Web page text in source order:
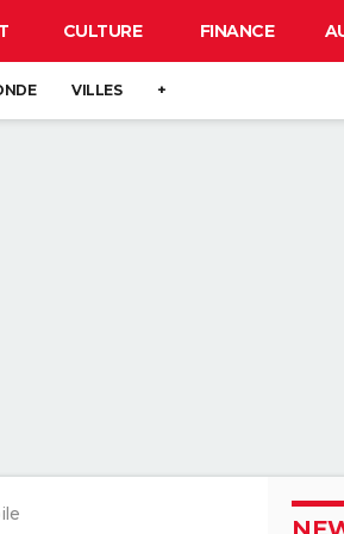
CULTURE FINANCE
VILLES +